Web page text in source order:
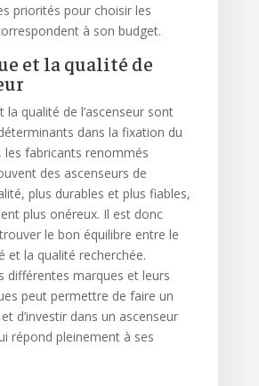
priorités pour choisir les
à son budget.
et la qualité de
la qualité de l’ascenseur sont
dans la fixation du
les fabricants renommés
des ascenseurs de
plus durables et plus fiables,
plus onéreux. Il est donc
le bon équilibre entre le
et la qualité recherchée.
différentes marques et leurs
peut permettre de faire un
d’investir dans un ascenseur
répond pleinement à ses